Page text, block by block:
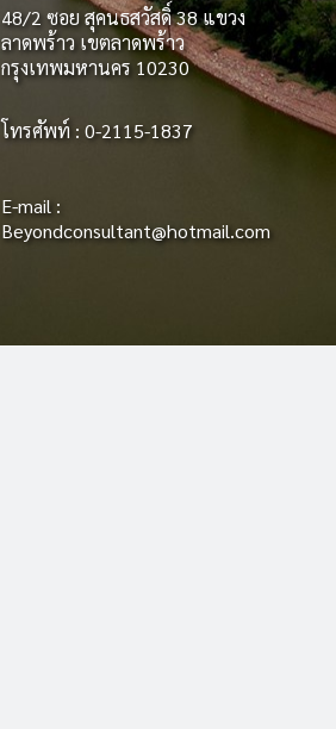
48/2 ซอย สุคนธสวัสดิ์ 38 แขวง
ลาดพร้าว เขตลาดพร้าว
กรุงเทพมหานคร 10230
โทรศัพท์ : 0-2115-1837
E-mail :
Beyondconsultant@hotmail.com